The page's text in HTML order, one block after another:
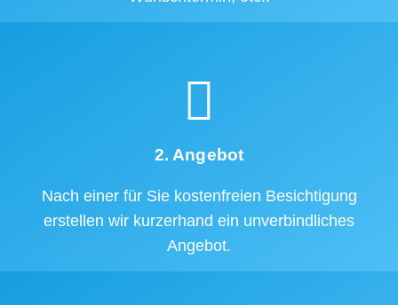
2. Angebot
Nach einer für Sie kostenfreien Besichtigung
erstellen wir kurzerhand ein unverbindliches
Angebot.